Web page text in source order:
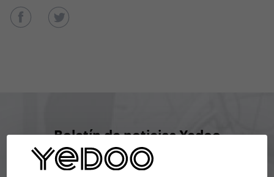
Boletín de noticias Yedoo
Suscríbete para estar al día de todas nuestras